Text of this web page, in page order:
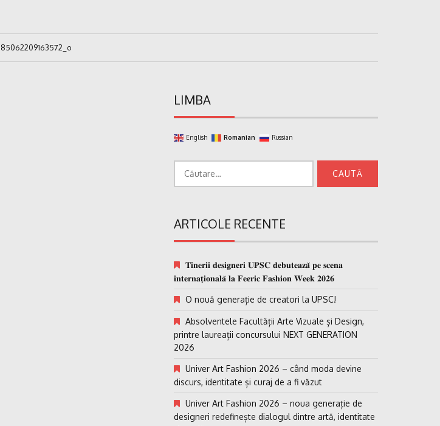
LIMBA
English Romanian Russian
după:
ARTICOLE RECENTE
𝐓𝐢𝐧𝐞𝐫𝐢𝐢 𝐝𝐞𝐬𝐢𝐠𝐧𝐞𝐫𝐢 𝐔𝐏𝐒𝐂 𝐝𝐞𝐛𝐮𝐭𝐞𝐚𝐳𝐚̆ 𝐩𝐞 𝐬𝐜𝐞𝐧𝐚
𝐢𝐧𝐭𝐞𝐫𝐧𝐚𝐭̗𝐢𝐨𝐧𝐚𝐥𝐚̆ 𝐥𝐚 𝐅𝐞𝐞𝐫𝐢𝐜 𝐅𝐚𝐬𝐡𝐢𝐨𝐧 𝐖𝐞𝐞𝐤 𝟐𝟎𝟐𝟔
O nouă generație de creatori la UPSC!
Absolventele Facultății Arte Vizuale și Design,
printre laureații concursului NEXT GENERATION
2026
Univer Art Fashion 2026 – când moda devine
discurs, identitate și curaj de a fi văzut
Univer Art Fashion 2026 – noua generație de
designeri redefinește dialogul dintre artă, identitate